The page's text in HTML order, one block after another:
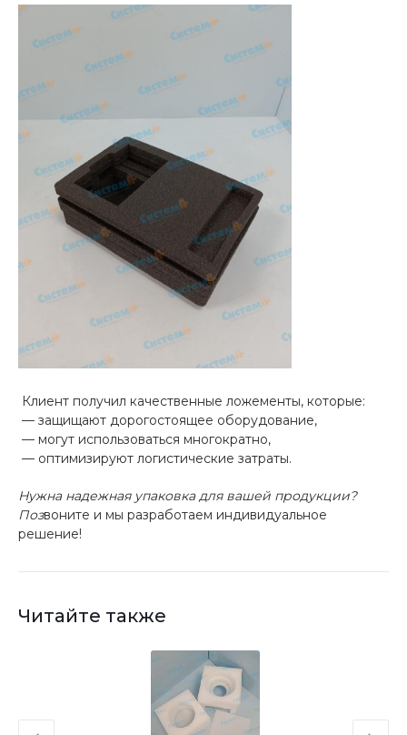
Клиент получил качественные ложементы, которые:
— защищают дорогостоящее оборудование,
— могут использоваться многократно,
— оптимизируют логистические затраты.
Нужна надежная упаковка для вашей продукции?
Позвоните и мы разработаем индивидуальное
решение!
Читайте также